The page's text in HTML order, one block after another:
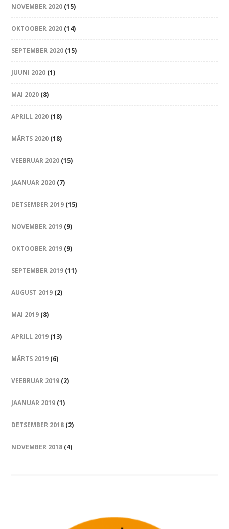
NOVEMBER 2020 (15)
OKTOOBER 2020 (14)
SEPTEMBER 2020 (15)
JUUNI 2020 (1)
MAI 2020 (8)
APRILL 2020 (18)
MÄRTS 2020 (18)
VEEBRUAR 2020 (15)
JAANUAR 2020 (7)
DETSEMBER 2019 (15)
NOVEMBER 2019 (9)
OKTOOBER 2019 (9)
SEPTEMBER 2019 (11)
AUGUST 2019 (2)
MAI 2019 (8)
APRILL 2019 (13)
MÄRTS 2019 (6)
VEEBRUAR 2019 (2)
JAANUAR 2019 (1)
DETSEMBER 2018 (2)
NOVEMBER 2018 (4)